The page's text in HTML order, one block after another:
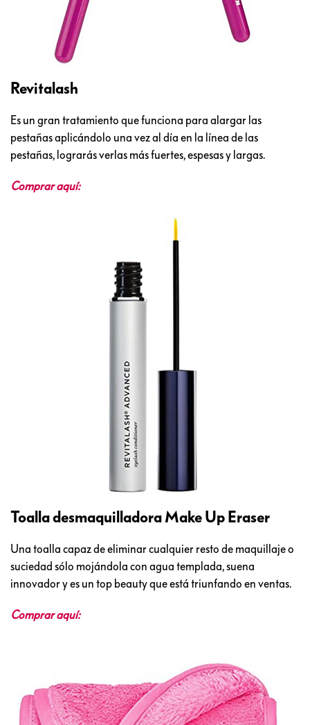
Revitalash
Es un gran tratamiento que funciona para alargar las
pestañas aplicándolo una vez al día en la línea de las
pestañas, lograrás verlas más fuertes, espesas y largas.
Comprar aquí:
Toalla desmaquilladora Make Up Eraser
Una toalla capaz de eliminar cualquier resto de maquillaje o
suciedad sólo mojándola con agua templada, suena
innovador y es un top beauty que está triunfando en ventas.
Comprar aquí: